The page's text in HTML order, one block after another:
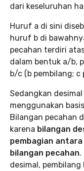
dari keseluruhan
Huruf a di sini
huruf b di
pecahan terdiri
dalam bentuk a/b,
b/c (b pembilang; c
Sedangkan
menggunakan
Bilangan pecahan
karena bilangan
pembagian
bilangan pecahan.
desimal,